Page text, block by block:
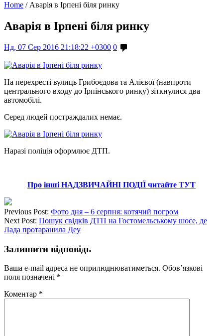
Home / Аварія в Ірпені біля ринку
Аварія в Ірпені біля ринку
Нд, 07 Сер 2016 21:18:22 +0300 0
На перехресті вулиць Грибоєдова та Алієвої (навпроти
центрального входу до Ірпінського ринку) зіткнулися два
автомобілі.
Серед людей постраждалих немає.
Наразі поліція оформлює ДТП.
Про інші НАДЗВИЧАЙНІ ПОДІЇ читайте ТУТ
Previous Post: Фото дня – 6 серпня: котячий погром
Next Post: Пошук свідків ДТП на Гостомельському шосе, де
Лада протаранила Деу
Залишити відповідь
Ваша e-mail адреса не оприлюднюватиметься. Обов’язкові
поля позначені *
Коментар *